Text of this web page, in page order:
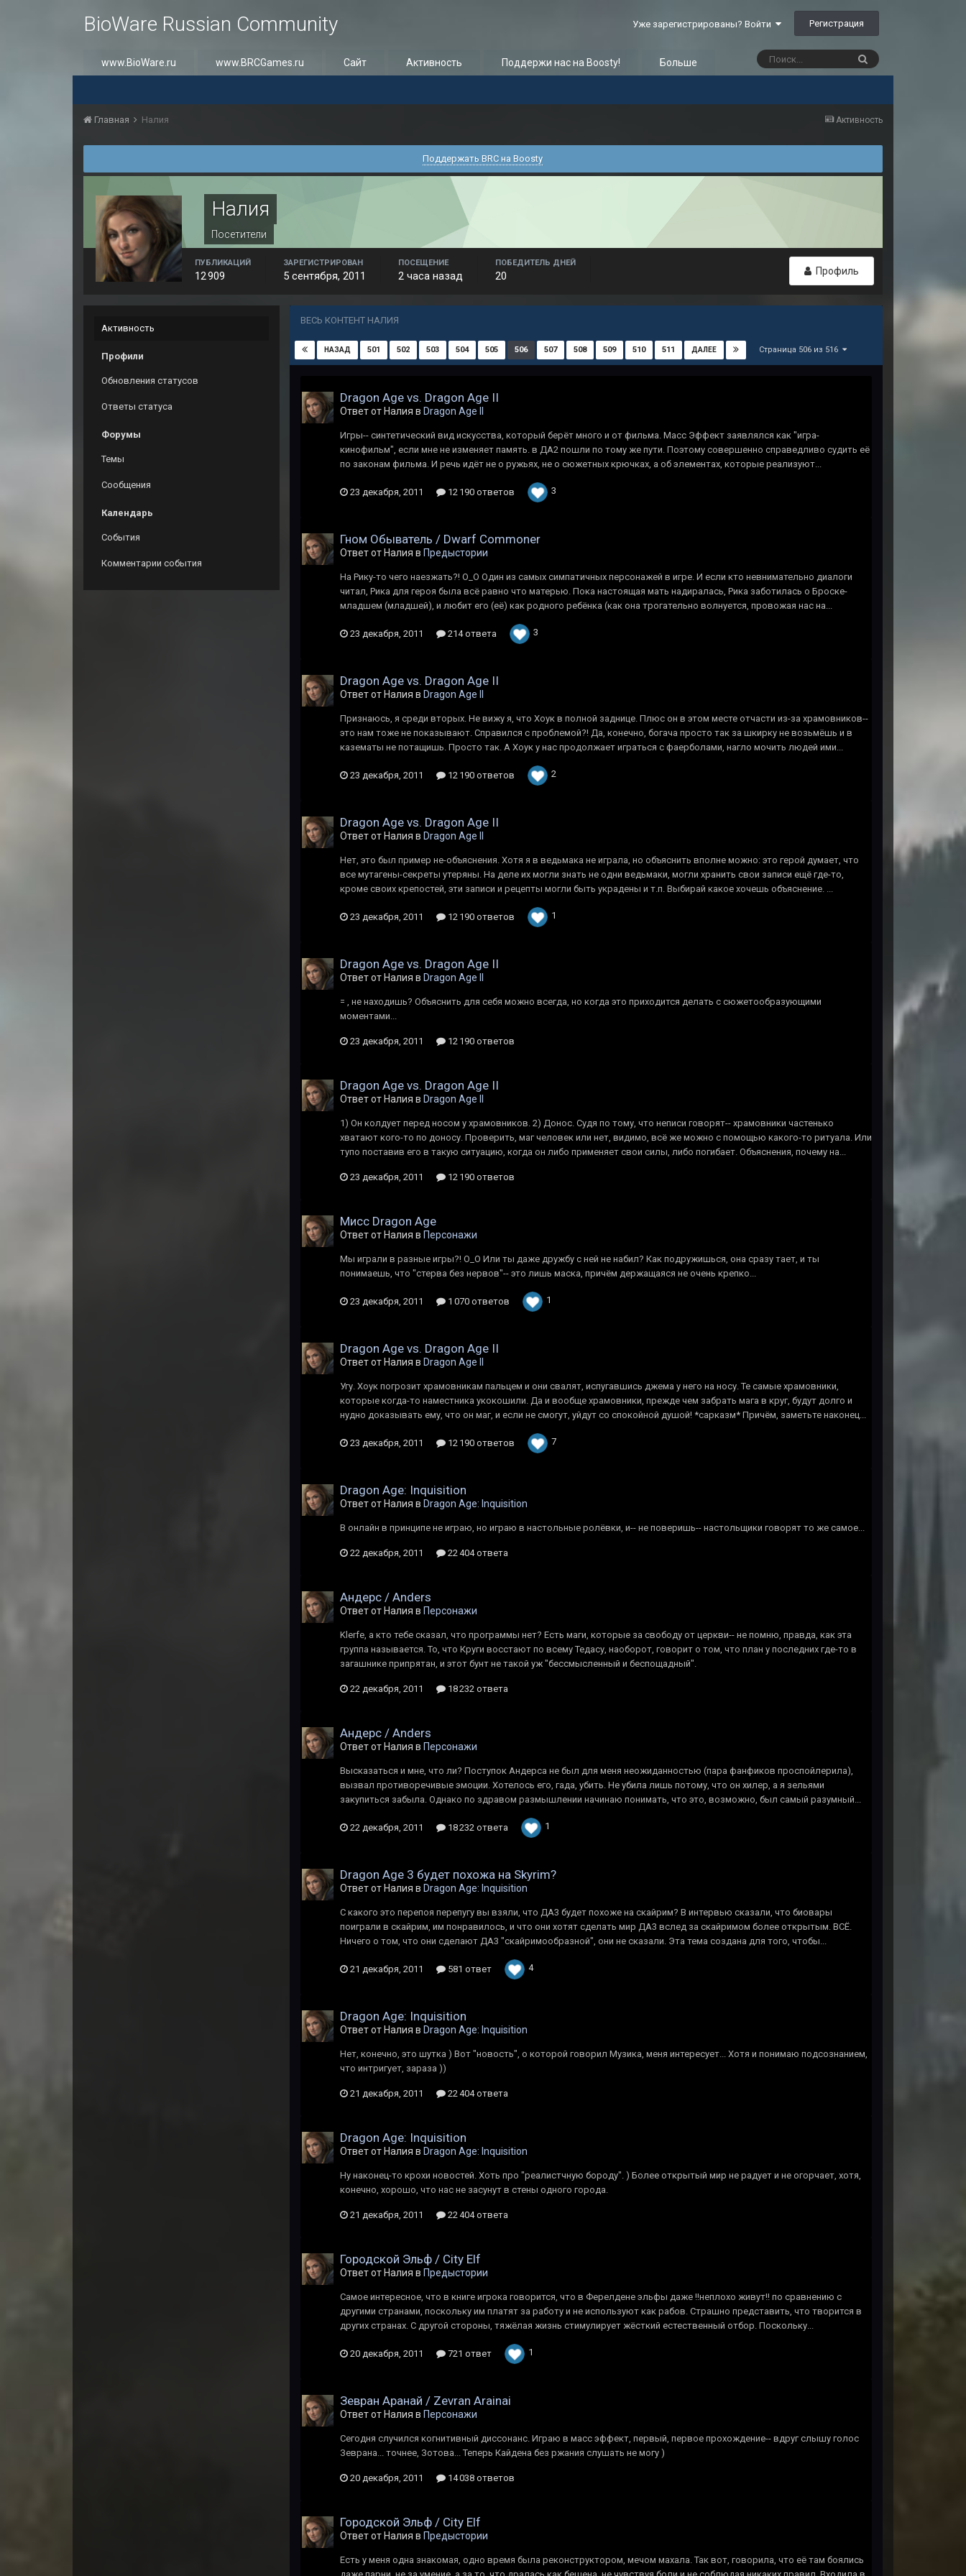
BioWare Russian Community Уже зарегистрированы? Войти Регистрация
www.BioWare.ru www.BRCGames.ru Сайт Активность Поддержи нас на Boosty! Больше
Активность
Главная Налия
Поддержать BRC на Boosty
Налия
Посетители
Профиль
ПУБЛИКАЦИЙ
12 909
ЗАРЕГИСТРИРОВАН
5 сентября, 2011
ПОСЕЩЕНИЕ
2 часа назад
ПОБЕДИТЕЛЬ ДНЕЙ
20
Активность
Профили
Обновления статусов
Ответы статуса
Форумы
Темы
Сообщения
Календарь
События
Комментарии события
ВЕСЬ КОНТЕНТ НАЛИЯ
НАЗАД 501 502 503 504 505 506 507 508 509 510 511 ДАЛЕЕ Страница 506 из 516
Dragon Age vs. Dragon Age II
Ответ от Налия в Dragon Age II
Игры-- синтетический вид искусства, который берёт много и от фильма. Масс Эффект заявлялся как "игра-
кинофильм", если мне не изменяет память. в ДА2 пошли по тому же пути. Поэтому совершенно справедливо судить её
по законам фильма. И речь идёт не о ружьях, не о сюжетных крючках, а об элементах, которые реализуют...
23 декабря, 2011 12 190 ответов 3
Гном Обыватель / Dwarf Commoner
Ответ от Налия в Предыстории
На Рику-то чего наезжать?! О_О Один из самых симпатичных персонажей в игре. И если кто невнимательно диалоги
читал, Рика для героя была всё равно что матерью. Пока настоящая мать надиралась, Рика заботилась о Броске-
младшем (младшей), и любит его (её) как родного ребёнка (как она трогательно волнуется, провожая нас на...
23 декабря, 2011 214 ответа 3
Dragon Age vs. Dragon Age II
Ответ от Налия в Dragon Age II
Признаюсь, я среди вторых. Не вижу я, что Хоук в полной заднице. Плюс он в этом месте отчасти из-за храмовников--
это нам тоже не показывают. Справился с проблемой?! Да, конечно, богача просто так за шкирку не возьмёшь и в
казематы не потащишь. Просто так. А Хоук у нас продолжает играться с фаерболами, нагло мочить людей ими...
23 декабря, 2011 12 190 ответов 2
Dragon Age vs. Dragon Age II
Ответ от Налия в Dragon Age II
Нет, это был пример не-объяснения. Хотя я в ведьмака не играла, но объяснить вполне можно: это герой думает, что
все мутагены-секреты утеряны. На деле их могли знать не одни ведьмаки, могли хранить свои записи ещё где-то,
кроме своих крепостей, эти записи и рецепты могли быть украдены и т.п. Выбирай какое хочешь объяснение. ...
23 декабря, 2011 12 190 ответов 1
Dragon Age vs. Dragon Age II
Ответ от Налия в Dragon Age II
= , не находишь? Объяснить для себя можно всегда, но когда это приходится делать с сюжетообразующими
моментами...
23 декабря, 2011 12 190 ответов
Dragon Age vs. Dragon Age II
Ответ от Налия в Dragon Age II
1) Он колдует перед носом у храмовников. 2) Донос. Судя по тому, что неписи говорят-- храмовники частенько
хватают кого-то по доносу. Проверить, маг человек или нет, видимо, всё же можно с помощью какого-то ритуала. Или
тупо поставив его в такую ситуацию, когда он либо применяет свои силы, либо погибает. Объяснения, почему на...
23 декабря, 2011 12 190 ответов
Мисс Dragon Age
Ответ от Налия в Персонажи
Мы играли в разные игры?! О_О Или ты даже дружбу с ней не набил? Как подружишься, она сразу тает, и ты
понимаешь, что "стерва без нервов"-- это лишь маска, причём держащаяся не очень крепко...
23 декабря, 2011 1 070 ответов 1
Dragon Age vs. Dragon Age II
Ответ от Налия в Dragon Age II
Угу. Хоук погрозит храмовникам пальцем и они свалят, испугавшись джема у него на носу. Те самые храмовники,
которые когда-то наместника укокошили. Да и вообще храмовники, прежде чем забрать мага в круг, будут долго и
нудно доказывать ему, что он маг, и если не смогут, уйдут со спокойной душой! *сарказм* Причём, заметьте наконец...
23 декабря, 2011 12 190 ответов 7
Dragon Age: Inquisition
Ответ от Налия в Dragon Age: Inquisition
В онлайн в принципе не играю, но играю в настольные ролёвки, и-- не поверишь-- настольщики говорят то же самое...
22 декабря, 2011 22 404 ответа
Андерс / Anders
Ответ от Налия в Персонажи
Klerfe, а кто тебе сказал, что программы нет? Есть маги, которые за свободу от церкви-- не помню, правда, как эта
группа называется. То, что Круги восстают по всему Тедасу, наоборот, говорит о том, что план у последних где-то в
загашнике припрятан, и этот бунт не такой уж "бессмысленный и беспощадный".
22 декабря, 2011 18 232 ответа
Андерс / Anders
Ответ от Налия в Персонажи
Высказаться и мне, что ли? Поступок Андерса не был для меня неожиданностью (пара фанфиков проспойлерила),
вызвал противоречивые эмоции. Хотелось его, гада, убить. Не убила лишь потому, что он хилер, а я зельями
закупиться забыла. Однако по здравом размышлении начинаю понимать, что это, возможно, был самый разумный...
22 декабря, 2011 18 232 ответа 1
Dragon Age 3 будет похожа на Skyrim?
Ответ от Налия в Dragon Age: Inquisition
С какого это перепоя перепугу вы взяли, что ДА3 будет похоже на скайрим? В интервью сказали, что биовары
поиграли в скайрим, им понравилось, и что они хотят сделать мир ДА3 вслед за скайримом более открытым. ВСЁ.
Ничего о том, что они сделают ДА3 "скайримообразной", они не сказали. Эта тема создана для того, чтобы...
21 декабря, 2011 581 ответ 4
Dragon Age: Inquisition
Ответ от Налия в Dragon Age: Inquisition
Нет, конечно, это шутка ) Вот "новость", о которой говорил Музика, меня интересует... Хотя и понимаю подсознанием,
что интригует, зараза ))
21 декабря, 2011 22 404 ответа
Dragon Age: Inquisition
Ответ от Налия в Dragon Age: Inquisition
Ну наконец-то крохи новостей. Хоть про "реалистчную бороду". ) Более открытый мир не радует и не огорчает, хотя,
конечно, хорошо, что нас не засунут в стены одного города.
21 декабря, 2011 22 404 ответа
Городской Эльф / City Elf
Ответ от Налия в Предыстории
Самое интересное, что в книге игрока говорится, что в Ферелдене эльфы даже !!неплохо живут!! по сравнению с
другими странами, поскольку им платят за работу и не используют как рабов. Страшно представить, что творится в
других странах. С другой стороны, тяжёлая жизнь стимулирует жёсткий естественный отбор. Поскольку...
20 декабря, 2011 721 ответ 1
Зевран Аранай / Zevran Arainai
Ответ от Налия в Персонажи
Сегодня случился когнитивный диссонанс. Играю в масс эффект, первый, первое прохождение-- вдруг слышу голос
Зеврана... точнее, Зотова... Теперь Кайдена без ржания слушать не могу )
20 декабря, 2011 14 038 ответов
Городской Эльф / City Elf
Ответ от Налия в Предыстории
Есть у меня одна знакомая, одно время была реконструктором, мечом махала. Так вот, говорила, что её там боялись